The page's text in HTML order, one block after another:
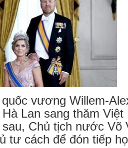
vương Willem-
Hà Lan sang thăm
sau, Chủ tịch nước
tư cách để đón tiếp